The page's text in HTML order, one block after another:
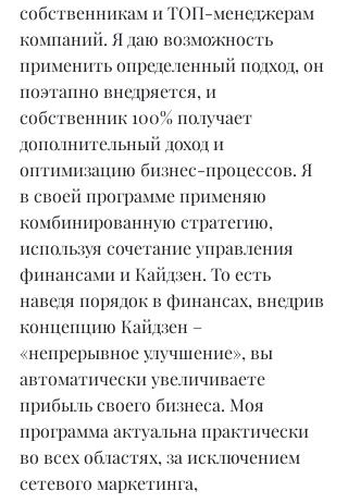
собственникам и ТОП-менеджерам
компаний. Я даю возможность
применить определенный подход, он
поэтапно внедряется, и
собственник 100% получает
дополнительный доход и
оптимизацию бизнес-процессов. Я
в своей программе применяю
комбинированную стратегию,
используя сочетание управления
финансами и Кайдзен. То есть
наведя порядок в финансах, внедрив
концепцию Кайдзен –
«непрерывное улучшение», вы
автоматически увеличиваете
прибыль своего бизнеса. Моя
программа актуальна практически
во всех областях, за исключением
сетевого маркетинга,